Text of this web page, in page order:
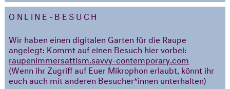
ONLINE-BESUCH
Wir haben einen digitalen Garten für die Raupe
angelegt: Kommt auf einen Besuch hier vorbei:
raupenimmersattism.savvy-contemporary.com
(Wenn ihr Zugriff auf Euer Mikrophon erlaubt, könnt ihr
euch auch mit anderen Besucher*innen unterhalten)